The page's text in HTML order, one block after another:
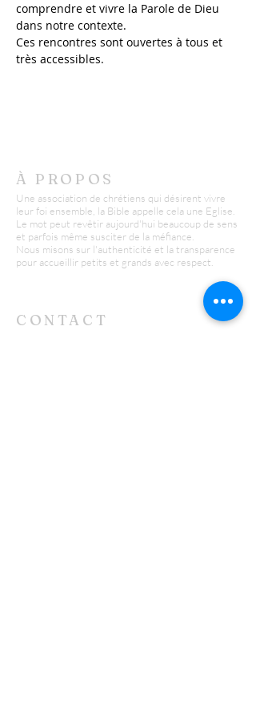
comprendre et vivre la Parole de Dieu
dans notre contexte.
Ces rencontres sont ouvertes à tous et
très accessibles.
À PROPOS
Une association de chrétiens qui désirent vivre
leur foi ensemble, la Bible appelle cela une Eglise.
Le mot peut revêtir aujourd'hui beaucoup de sens
et parfois même susciter de la méfiance.
Nous misons sur l'authenticité et la transparence
pour accueillir petits et grands avec respect.
CONTACT